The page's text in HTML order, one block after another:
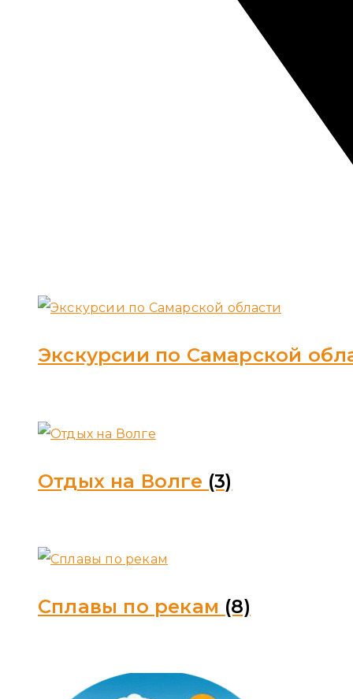
Экскурсии по Самарской
Отдых на Волге (3)
Сплавы по рекам (8)